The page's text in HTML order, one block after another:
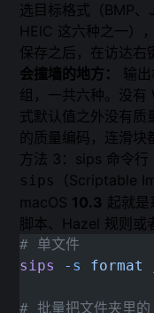
选目标格式（BMP、
HEIC 这六种之一）
保存之后，在访达右
会撞墙的地方：
输
组，一共六种。没有
式默认值之外没有
的质量编码，连滑块
方法 3：sips 命令行
sips
（Scriptable
macOS 10.3 起就是
脚本、Hazel 规则或
# 单文件
sips
-s format
# 批量把文件夹里